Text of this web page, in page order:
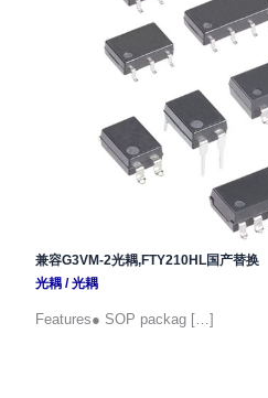
兼容G3VM-2光耦,FTY210HL国产替换
光耦/光耦
Features● SOP packag […]